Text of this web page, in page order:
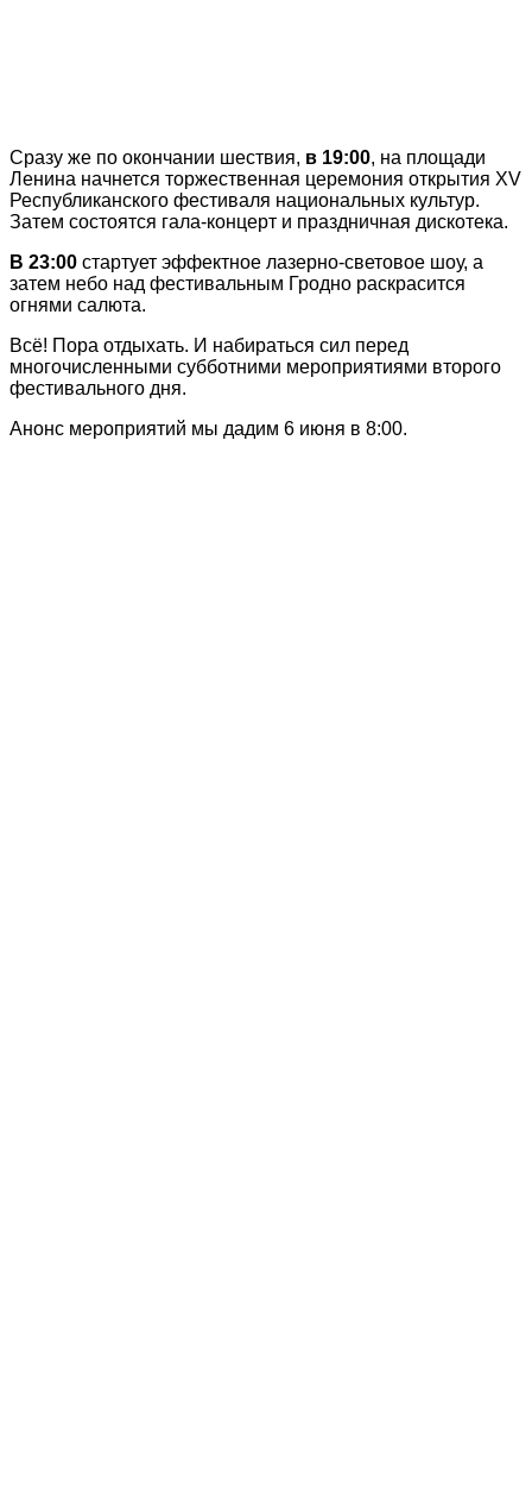
Сразу же по окончании шествия, в 19:00, на площади
Ленина начнется торжественная церемония открытия ХV
Республиканского фестиваля национальных культур.
Затем состоятся гала-концерт и праздничная дискотека.
В 23:00 стартует эффектное лазерно-световое шоу, а
затем небо над фестивальным Гродно раскрасится
огнями салюта.
Всё! Пора отдыхать. И набираться сил перед
многочисленными субботними мероприятиями второго
фестивального дня.
Анонс мероприятий мы дадим 6 июня в 8:00.